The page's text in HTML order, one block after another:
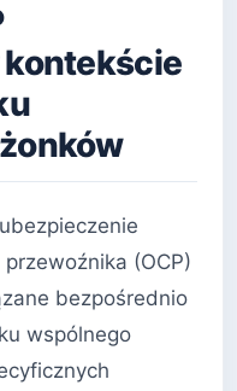
(OCP)
bezpośrednio
wspólnego